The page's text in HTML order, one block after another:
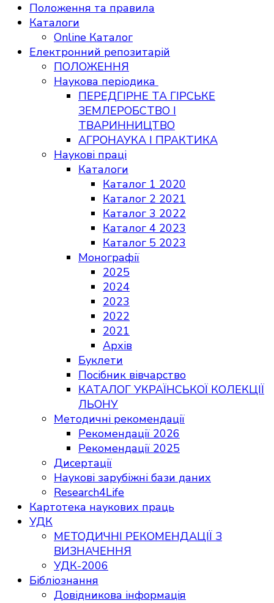
Положення та правила
Каталоги
Online Каталог
Електронний репозитарій
ПОЛОЖЕННЯ
Наукова періодика
ПЕРЕДГІРНЕ ТА ГІРСЬКЕ
ЗЕМЛЕРОБСТВО І
ТВАРИННИЦТВО
АГРОНАУКА І ПРАКТИКА
Наукові праці
Каталоги
Каталог 1 2020
Каталог 2 2021
Каталог 3 2022
Каталог 4 2023
Каталог 5 2023
Монографії
2025
2024
2023
2022
2021
Архів
Буклети
Посібник вівчарство
КАТАЛОГ УКРАЇНСЬКОЇ КОЛЕКЦІЇ
ЛЬОНУ
Методичні рекомендації
Рекомендації 2026
Рекомендації 2025
Дисертації
Наукові зарубіжні бази даних
Research4Life
Картотека наукових праць
УДК
МЕТОДИЧНІ РЕКОМЕНДАЦІЇ З
ВИЗНАЧЕННЯ
УДК-2006
Бібліознання
Довідникова інформація